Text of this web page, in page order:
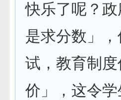
快乐了呢？
是求分数」
试，教育制
价」，这令